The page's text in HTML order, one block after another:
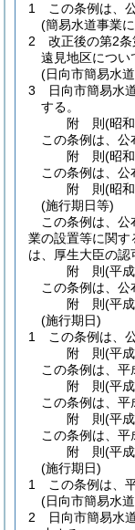
1
この条例は、
(簡易水道事業
2
改正後の第2
遠見地区につい
(日向市簡易水
3
日向市簡易水
する。
附 則(昭
この条例は、公
附 則(昭
この条例は、公
附 則(昭
(施行期日等)
この条例は、
業の設置等に関す
は、厚生大臣の認
附 則(平
この条例は、公
附 則(平
(施行期日)
1
この条例は、
附 則(平
この条例は、平
附 則(平
この条例は、平
附 則(平
この条例は、平
附 則(平
(施行期日)
1
この条例は、
(日向市簡易水
2
日向市簡易水